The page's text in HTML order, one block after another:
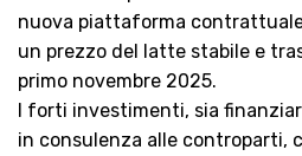
nuova piattaforma
un prezzo del latte stabile e
primo novembre 2025.
I forti investimenti, sia
in consulenza alle controparti,